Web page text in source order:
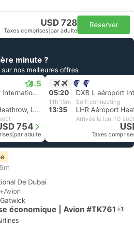
USD 728
Taxes comprises par adulte
Réserver
minute ?
nos meilleures offres
4.5
DXB L aéroport International De Dubai
LHR Aéroport Heathrow, Londres
754
par adulte
05:20
11h 15m Self-connecting
13:35
Arrivée le lun. 10 août
Taxes
De Dubai
économique | Avion #TK761 +1